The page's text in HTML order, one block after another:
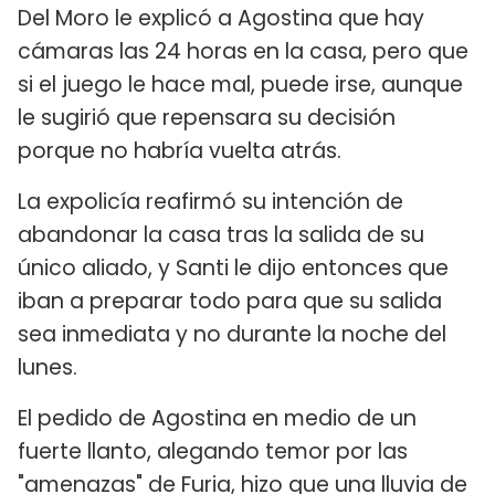
Del Moro le explicó a Agostina que hay
cámaras las 24 horas en la casa, pero que
si el juego le hace mal, puede irse, aunque
le sugirió que repensara su decisión
porque no habría vuelta atrás.
La expolicía reafirmó su intención de
abandonar la casa tras la salida de su
único aliado, y Santi le dijo entonces que
iban a preparar todo para que su salida
sea inmediata y no durante la noche del
lunes.
El pedido de Agostina en medio de un
fuerte llanto, alegando temor por las
"amenazas" de Furia, hizo que una lluvia de